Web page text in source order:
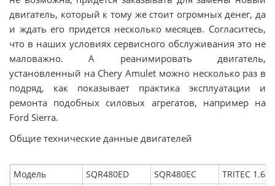
двигатель, который к тому же стоит огромных денег, да
и ждать его придется несколько месяцев. Согласитесь,
что в наших условиях сервисного обслуживания это не
маловажно. А реанимировать двигатель,
установленный на Chery Amulet можно несколько раз в
подряд, как показывает практика эксплуатации и
ремонта подобных силовых агрегатов, например на
Ford Sierra.
Общие технические данные двигателей
Модель SQR480ED SQR480EC TRITEC 1.6 L